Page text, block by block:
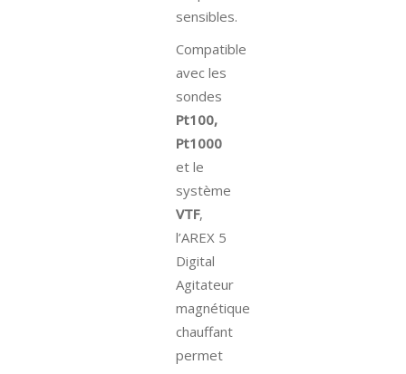
sensibles.
Compatible
avec les
sondes
Pt100,
Pt1000
et le
système
VTF,
l’AREX 5
Digital
Agitateur
magnétique
chauffant
permet